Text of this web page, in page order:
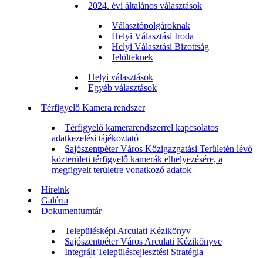
2024. évi általános választások
Választópolgároknak
Helyi Választási Iroda
Helyi Választási Bizottság
Jelölteknek
Helyi választások
Egyéb választások
Térfigyelő Kamera rendszer
Térfigyelő kamerarendszerrel kapcsolatos
adatkezelési tájékoztató
Sajószentpéter Város Közigazgatási Területén lévő
közterületi térfigyelő kamerák elhelyezésére, a
megfigyelt területre vonatkozó adatok
Híreink
Galéria
Dokumentumtár
Településképi Arculati Kézikönyv
Sajószentpéter Város Arculati Kézikönyve
Integrált Településfejlesztési Stratégia